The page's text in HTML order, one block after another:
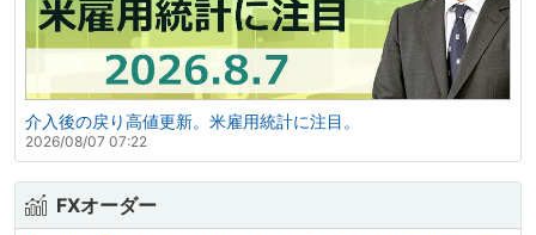
介入後の戻り高値更新。米雇用統計に注目。
2026/08/07 07:22
FXオーダー